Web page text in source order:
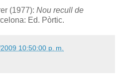
(1977): Nou recull de
Ed. Pòrtic.
10:50:00 p. m.